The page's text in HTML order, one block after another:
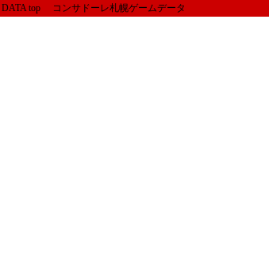
DATA top コンサドーレ札幌ゲームデータ